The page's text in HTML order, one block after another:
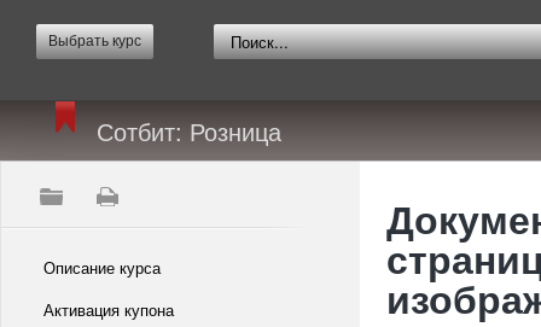
Выбрать курс
Сотбит: Розница
Описание курса
Активация купона